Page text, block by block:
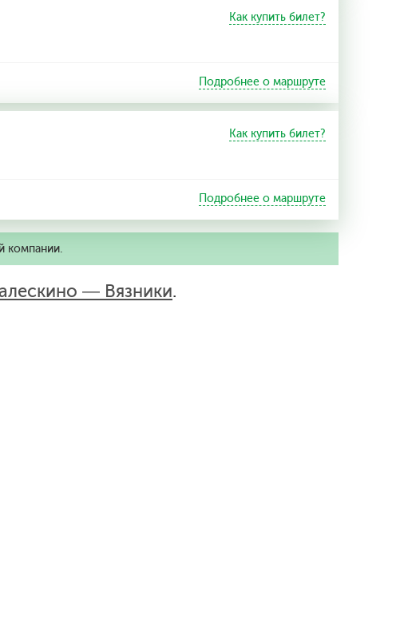
Как купить билет?
Подробнее о маршруте
Как купить билет?
Подробнее о маршруте
компании.
— Вязники.